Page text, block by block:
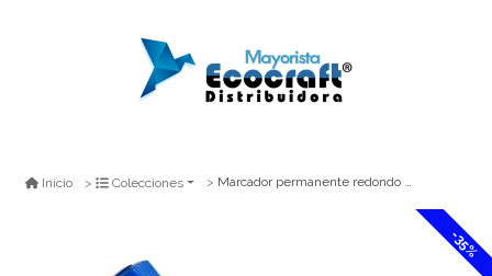
Inicio Colecciones Marcador permanente redondo conico rec azul
-35%